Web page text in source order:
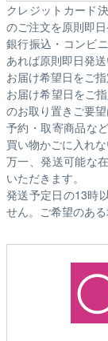
クレジットカード
のご注文を原則即日
銀行振込・コンビ
あれば原則即日発送
お届け希望日をご
お届け希望日をご
のお取り置きご要望
予約・取寄商品な
買い物かごに入れな
万一、発送可能な
いただきます。
発送予定日の13時
せん。ご希望のあ